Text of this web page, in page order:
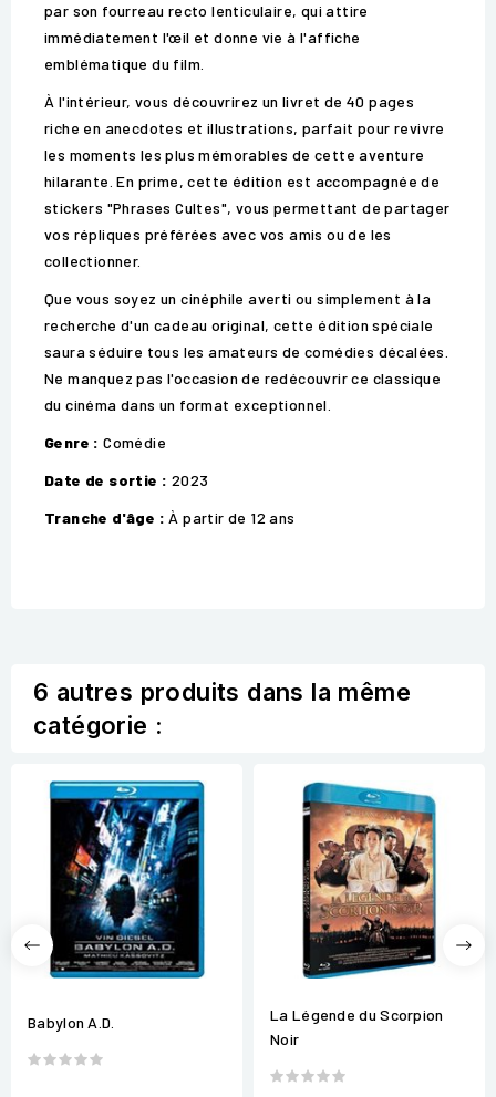
par son fourreau recto lenticulaire, qui attire
immédiatement l'œil et donne vie à l'affiche
emblématique du film.
À l'intérieur, vous découvrirez un livret de 40 pages
riche en anecdotes et illustrations, parfait pour revivre
les moments les plus mémorables de cette aventure
hilarante. En prime, cette édition est accompagnée de
stickers "Phrases Cultes", vous permettant de partager
vos répliques préférées avec vos amis ou de les
collectionner.
Que vous soyez un cinéphile averti ou simplement à la
recherche d'un cadeau original, cette édition spéciale
saura séduire tous les amateurs de comédies décalées.
Ne manquez pas l'occasion de redécouvrir ce classique
du cinéma dans un format exceptionnel.
Genre : Comédie
Date de sortie : 2023
Tranche d'âge : À partir de 12 ans
6 autres produits dans la même
catégorie :
Babylon A.D.
La Légende du Scorpion
Noir